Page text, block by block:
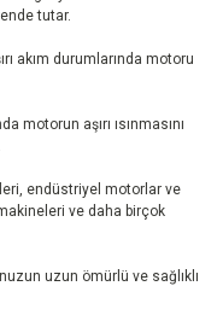
tutar.
akım durumlarında motoru
motorun aşırı ısınmasını
endüstriyel motorlar ve
ve daha birçok
uzun ömürlü ve sağlıklı